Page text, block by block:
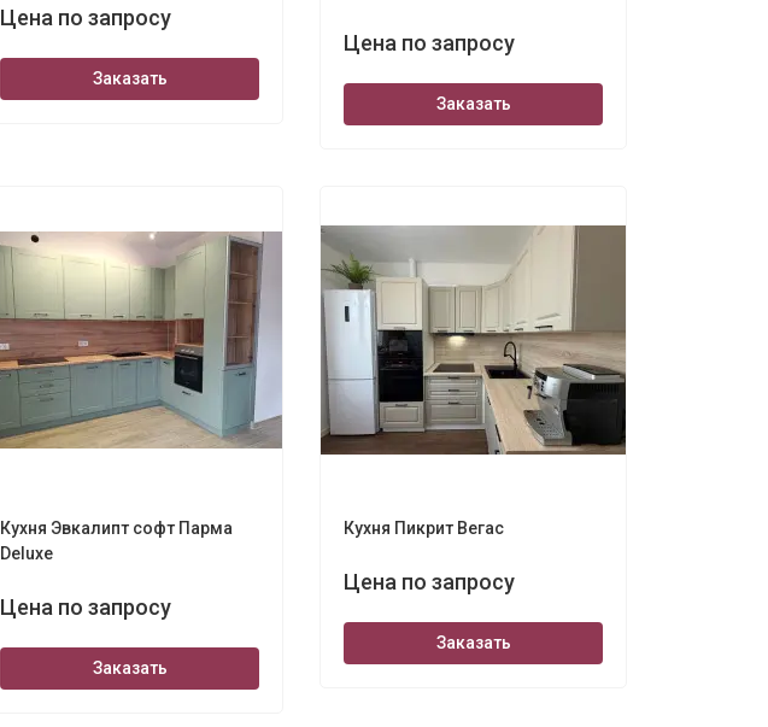
Цена по запросу
Заказать
Цена по запросу
Заказать
Кухня Эвкалипт софт Парма
Deluxe
Цена по запросу
Заказать
Кухня Пикрит Вегас
Цена по запросу
Заказать